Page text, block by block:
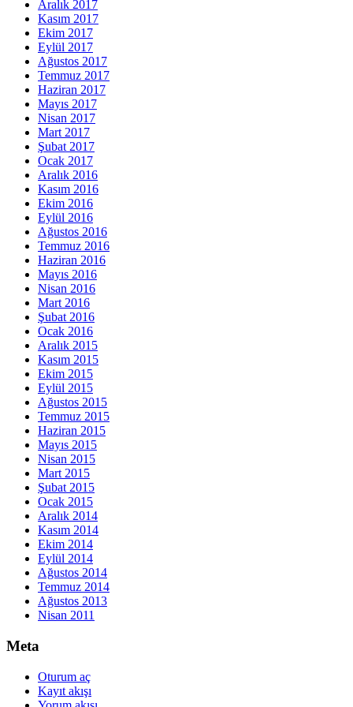
Aralık 2017
Kasım 2017
Ekim 2017
Eylül 2017
Ağustos 2017
Temmuz 2017
Haziran 2017
Mayıs 2017
Nisan 2017
Mart 2017
Şubat 2017
Ocak 2017
Aralık 2016
Kasım 2016
Ekim 2016
Eylül 2016
Ağustos 2016
Temmuz 2016
Haziran 2016
Mayıs 2016
Nisan 2016
Mart 2016
Şubat 2016
Ocak 2016
Aralık 2015
Kasım 2015
Ekim 2015
Eylül 2015
Ağustos 2015
Temmuz 2015
Haziran 2015
Mayıs 2015
Nisan 2015
Mart 2015
Şubat 2015
Ocak 2015
Aralık 2014
Kasım 2014
Ekim 2014
Eylül 2014
Ağustos 2014
Temmuz 2014
Ağustos 2013
Nisan 2011
Meta
Oturum aç
Kayıt akışı